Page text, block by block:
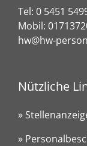
Tel: 0 5451
Mobil:
hw@hw-
Nützliche
»
»